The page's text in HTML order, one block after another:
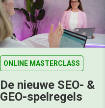
ONLINE MASTERCLASS
De nieuwe SEO- &
GEO-spelregels